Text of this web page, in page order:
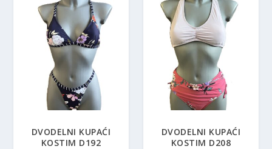
DVODELNI KUPAĆI
KOSTIM D192
DVODELNI KUPAĆI
KOSTIM D208